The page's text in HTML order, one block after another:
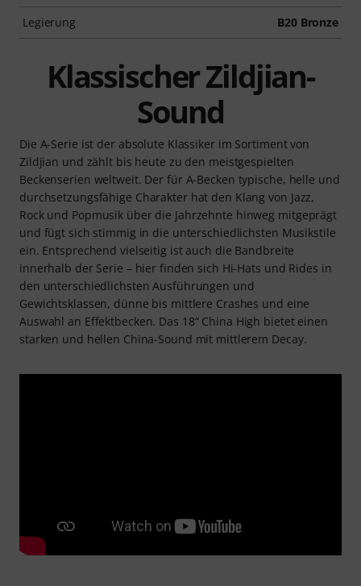
Legierung B20 Bronze
Klassischer Zildjian-
Sound
Die A-Serie ist der absolute Klassiker im Sortiment von
Zildjian und zählt bis heute zu den meistgespielten
Beckenserien weltweit. Der für A-Becken typische, helle und
durchsetzungsfähige Charakter hat den Klang von Jazz,
Rock und Popmusik über die Jahrzehnte hinweg mitgeprägt
und fügt sich stimmig in die unterschiedlichsten Musikstile
ein. Entsprechend vielseitig ist auch die Bandbreite
innerhalb der Serie – hier finden sich Hi-Hats und Rides in
den unterschiedlichsten Ausführungen und
Gewichtsklassen, dünne bis mittlere Crashes und eine
Auswahl an Effektbecken. Das 18“ China High bietet einen
starken und hellen China-Sound mit mittlerem Decay.